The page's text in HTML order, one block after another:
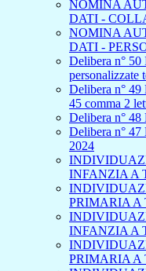
NOMINA
DATI -
NOMINA
DATI -
Delibera n° 50
personalizzate
Delibera n° 49
45 comma 2
Delibera n° 48
Delibera n° 47
2024
INFANZIA A
PRIMARIA A
INFANZIA A
PRIMARIA A